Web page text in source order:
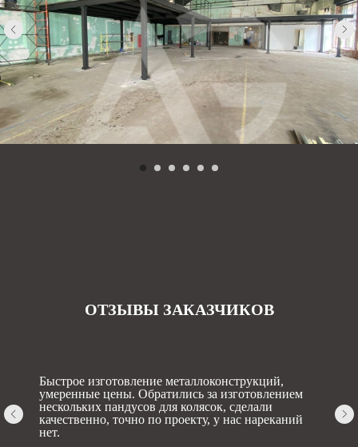
ОТЗЫВЫ ЗАКАЗЧИКОВ
Быстрое изготовление металлоконструкций,
умеренные цены. Обратились за изготовлением
нескольких пандусов для колясок, сделали
качественно, точно по проекту, у нас нареканий
нет.